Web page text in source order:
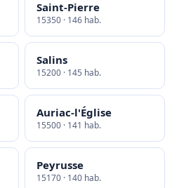
Saint-Pierre
15350 · 146 hab.
Salins
15200 · 145 hab.
Auriac-l'Église
15500 · 141 hab.
Peyrusse
15170 · 140 hab.